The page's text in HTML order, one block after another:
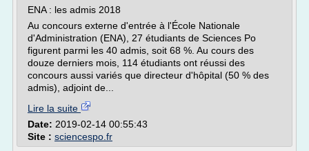
ENA : les admis 2018
Au concours externe d'entrée à l'École Nationale
d'Administration (ENA), 27 étudiants de Sciences Po
figurent parmi les 40 admis, soit 68 %. Au cours des
douze derniers mois, 114 étudiants ont réussi des
concours aussi variés que directeur d'hôpital (50 % des
admis), adjoint de...
Lire la suite
Date: 2019-02-14 00:55:43
Site : sciencespo.fr